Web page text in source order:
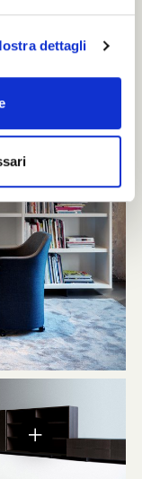
dettagli